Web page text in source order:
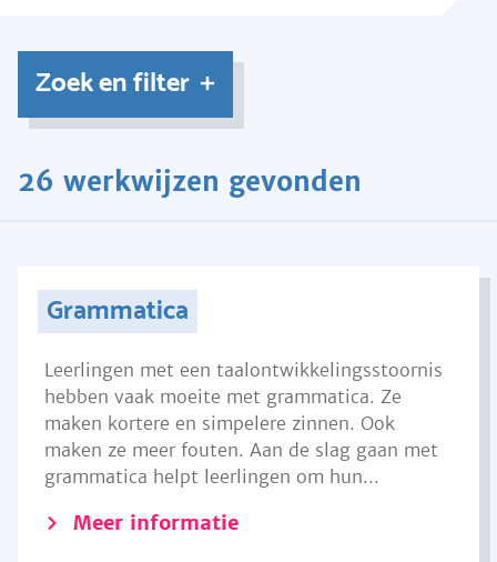
Zoek en filter
26 werkwijzen gevonden
Grammatica
Leerlingen met een taalontwikkelingsstoornis
hebben vaak moeite met grammatica. Ze
maken kortere en simpelere zinnen. Ook
maken ze meer fouten. Aan de slag gaan met
grammatica helpt leerlingen om hun...
Meer informatie